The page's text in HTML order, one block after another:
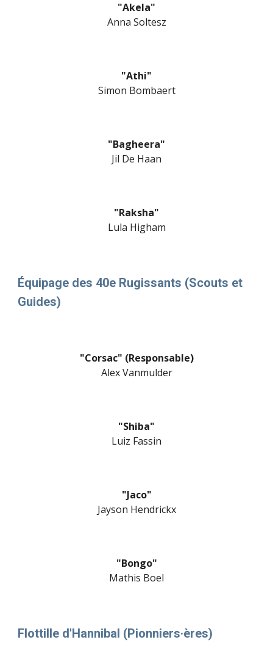
"Akela"
Anna Soltesz
"Athi"
Simon Bombaert
"Bagheera"
Jil De Haan
"Raksha"
Lula Higham
Équipage des 40e Rugissants (Scouts et
Guides)
"Corsac" (Responsable)
Alex Vanmulder
"Shiba"
Luiz Fassin
"Jaco"
Jayson Hendrickx
"Bongo"
Mathis Boel
Flottille d'Hannibal (Pionniers·ères)